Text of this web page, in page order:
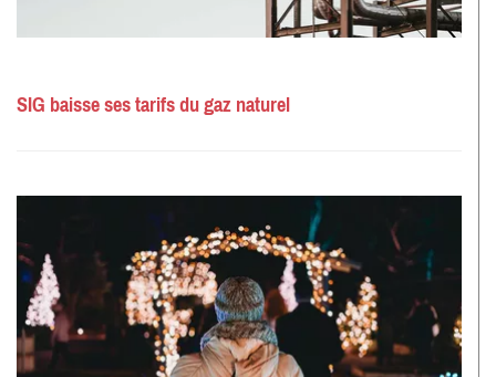
SIG baisse ses tarifs du gaz naturel